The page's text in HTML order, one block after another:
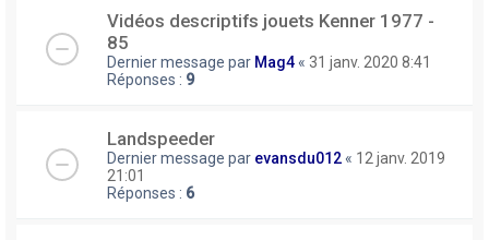
Vidéos descriptifs jouets Kenner 1977 -
85
Dernier message par Mag4 « 31 janv. 2020 8:41
Réponses : 9
Landspeeder
Dernier message par evansdu012 « 12 janv. 2019
21:01
Réponses : 6